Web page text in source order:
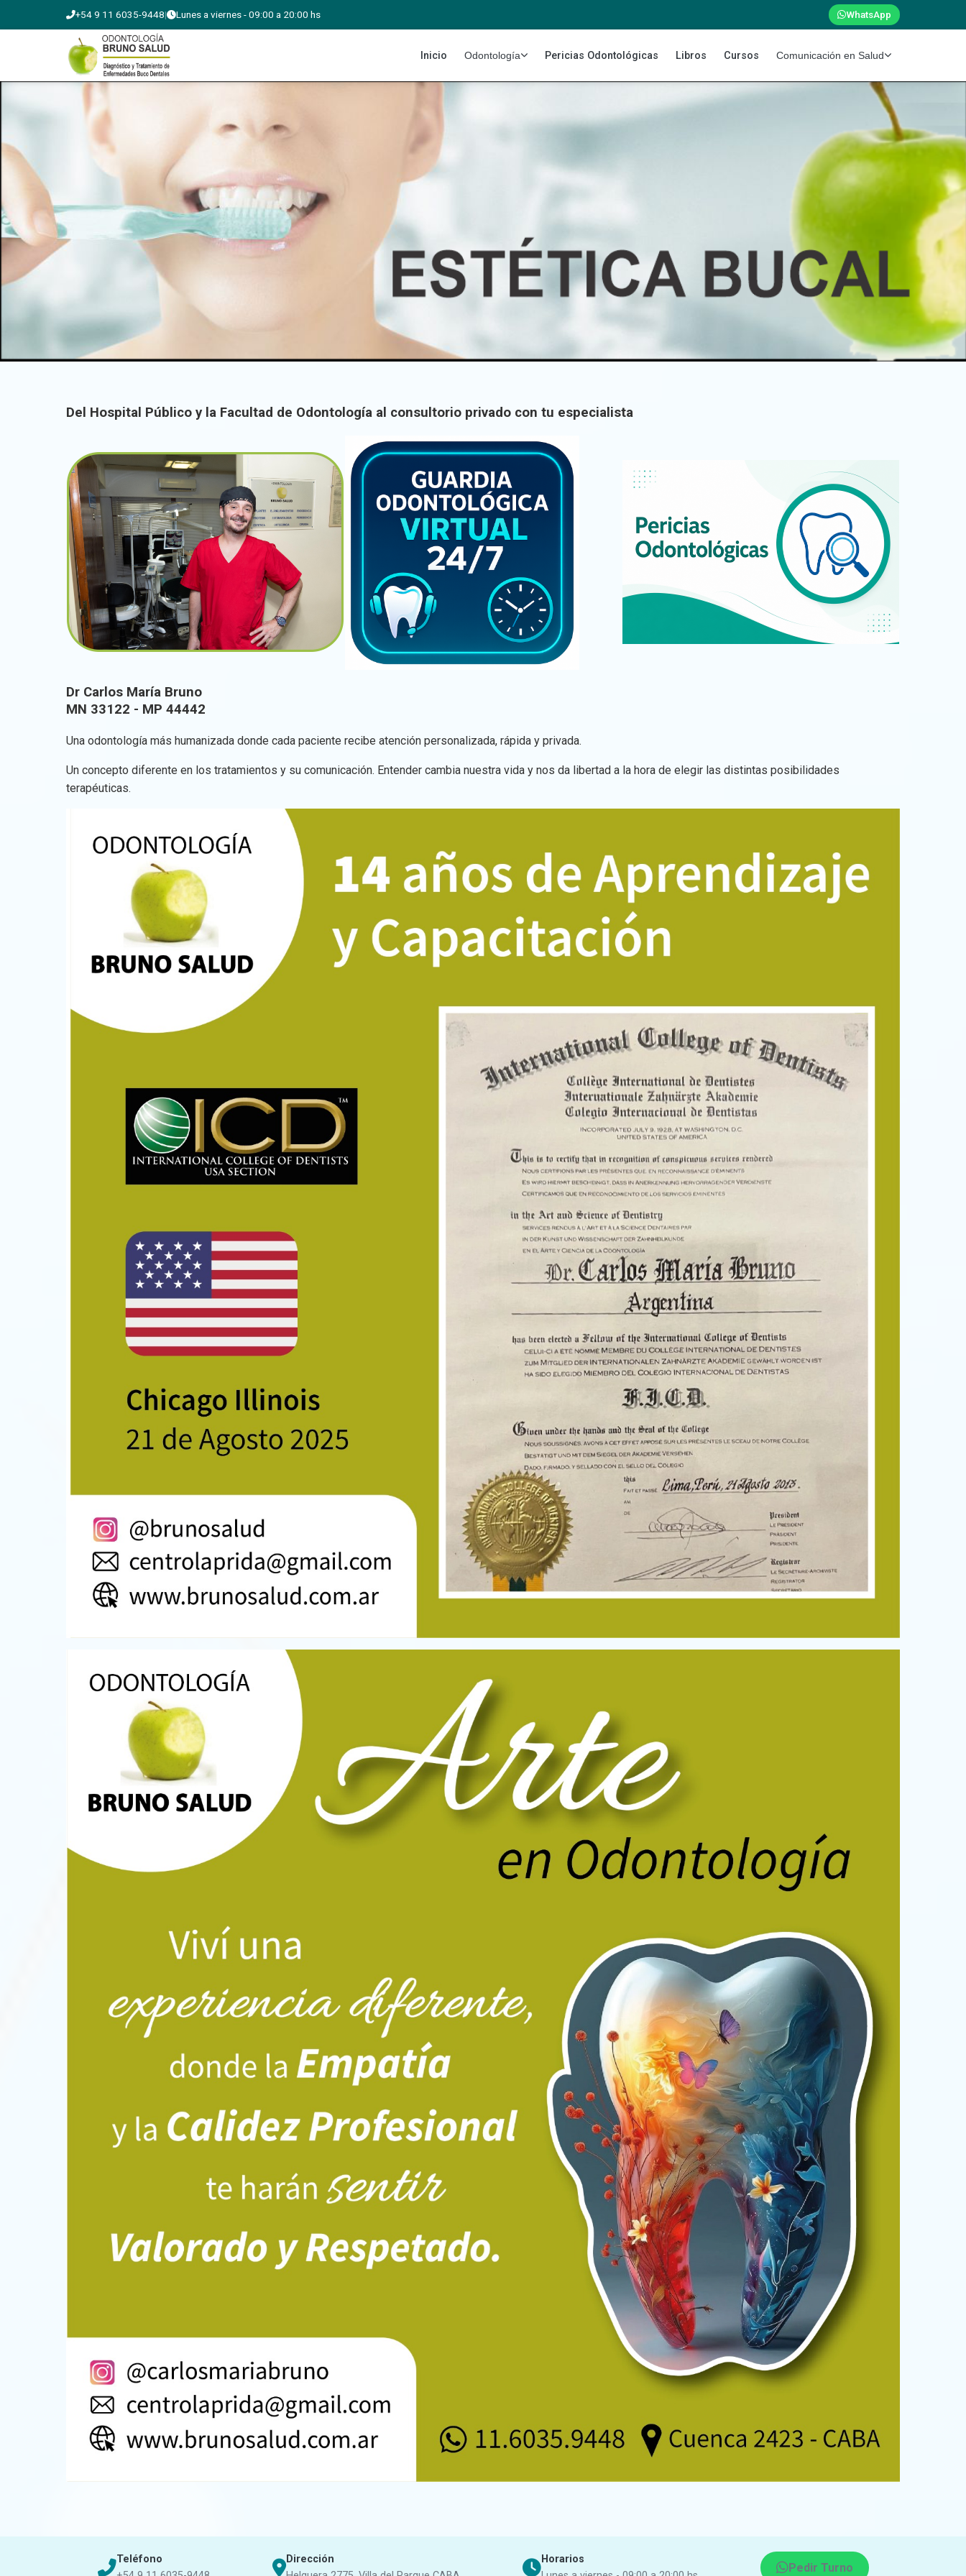
+54 9 11 6035-9448| Lunes a viernes - 09:00 a 20:00 hs WhatsApp
Inicio Odontología Pericias Odontológicas Libros Cursos Comunicación en Salud
Del Hospital Público y la Facultad de Odontología al consultorio privado con tu especialista
Dr Carlos María Bruno
MN 33122 - MP 44442
Una odontología más humanizada donde cada paciente recibe atención personalizada, rápida y privada.
Un concepto diferente en los tratamientos y su comunicación. Entender cambia nuestra vida y nos da libertad a la hora de elegir las distintas posibilidades
terapéuticas.
Teléfono
Dirección
Horarios
Pedir Turno